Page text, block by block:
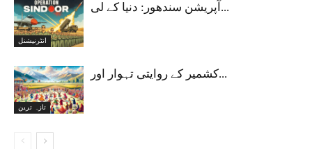
انٹرنیشنل
آپریشن سندھور: دنیا کے لی...
تازہ ترین
کشمیر کے روایتی تہوار اور...